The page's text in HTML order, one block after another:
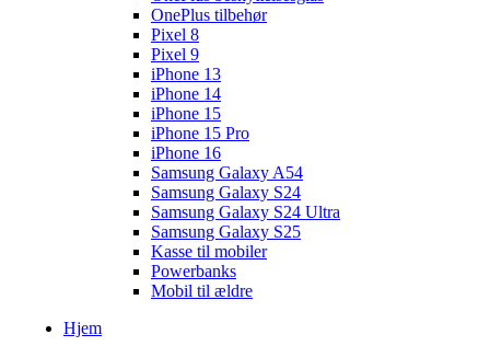
OnePlus tilbehør
Pixel 8
Pixel 9
iPhone 13
iPhone 14
iPhone 15
iPhone 15 Pro
iPhone 16
Samsung Galaxy A54
Samsung Galaxy S24
Samsung Galaxy S24 Ultra
Samsung Galaxy S25
Kasse til mobiler
Powerbanks
Mobil til ældre
Hjem